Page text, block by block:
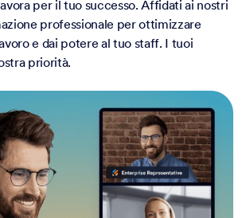
professionale per ottimizzare
e dai potere al tuo staff. I tuoi
priorità.